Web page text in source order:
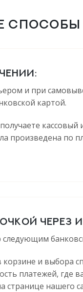
СПОСОБЫ
и при
картой.
произведена по
ЧЕРЕЗ
и выбора
платежей, где
странице нашего